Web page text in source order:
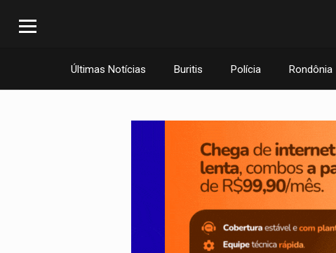
Últimas Notícias Buritis Polícia Rondônia